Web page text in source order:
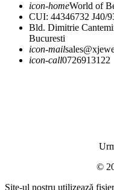
icon-homeWorld of
CUI: 44346732 J40/
Bld. Dimitrie
Bucuresti
icon-mail
icon-call0726913122
©
Site-ul nostru utilizează